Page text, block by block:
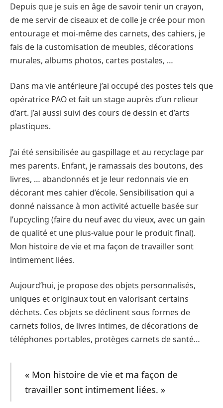
Depuis que je suis en âge de savoir tenir un crayon,
de me servir de ciseaux et de colle je crée pour mon
entourage et moi-même des carnets, des cahiers, je
fais de la customisation de meubles, décorations
murales, albums photos, cartes postales, …
Dans ma vie antérieure j’ai occupé des postes tels que
opératrice PAO et fait un stage auprès d’un relieur
d’art. J’ai aussi suivi des cours de dessin et d’arts
plastiques.
J’ai été sensibilisée au gaspillage et au recyclage par
mes parents. Enfant, je ramassais des boutons, des
livres, … abandonnés et je leur redonnais vie en
décorant mes cahier d’école. Sensibilisation qui a
donné naissance à mon activité actuelle basée sur
l’upcycling (faire du neuf avec du vieux, avec un gain
de qualité et une plus-value pour le produit final).
Mon histoire de vie et ma façon de travailler sont
intimement liées.
Aujourd’hui, je propose des objets personnalisés,
uniques et originaux tout en valorisant certains
déchets. Ces objets se déclinent sous formes de
carnets folios, de livres intimes, de décorations de
téléphones portables, protèges carnets de santé…
« Mon histoire de vie et ma façon de
travailler sont intimement liées. »